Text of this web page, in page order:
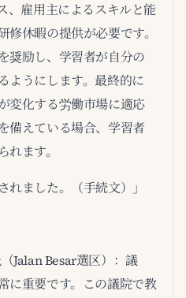
、雇用主によるスキルと能
休暇の提供が必要です。
奨励し、学習者が自分の
ようにします。最終的に
変化する労働市場に適応
備えている場合、学習者
ます。
れました。（手続文）」
Jalan Besar選区）：議
に重要です。この議院で教